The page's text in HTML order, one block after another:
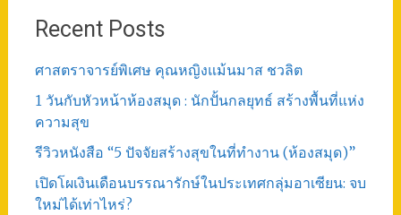
Recent Posts
ศาสตราจารย์พิเศษ คุณหญิงแม้นมาส ชวลิต
1 วันกับหัวหน้าห้องสมุด : นักปั้นกลยุทธ์ สร้างพื้นที่แห่ง
ความสุข
รีวิวหนังสือ “5 ปัจจัยสร้างสุขในที่ทำงาน (ห้องสมุด)”
เปิดโผเงินเดือนบรรณารักษ์ในประเทศกลุ่มอาเซียน: จบ
ใหม่ได้เท่าไหร่?